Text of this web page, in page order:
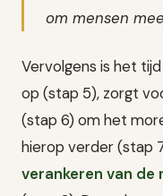
om mensen
Vervolgens is het
op (stap 5), zorgt
(stap 6) om het
hierop verder (stap
verankeren van de